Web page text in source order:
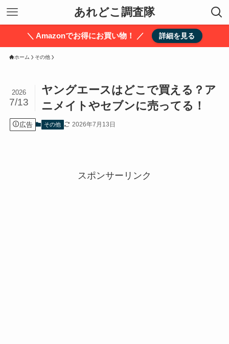
あれどこ調査隊
＼ Amazonでお得にお買い物！ ／ 詳細を見る
ホーム その他
ヤングエースはどこで買える？ア
ニメイトやセブンに売ってる！
2026
7/13
広告 その他 2026年7月13日
スポンサーリンク